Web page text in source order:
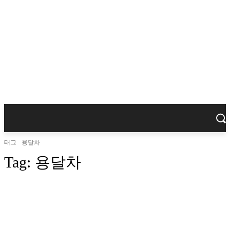
태그 용달차
Tag: 용달차